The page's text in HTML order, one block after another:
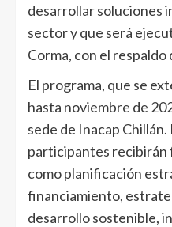
desarrollar soluciones
sector y que será
Corma, con el
El programa, que se
hasta noviembre de
sede de Inacap
participantes recibirán
como planificación
financiamiento,
desarrollo sostenible,